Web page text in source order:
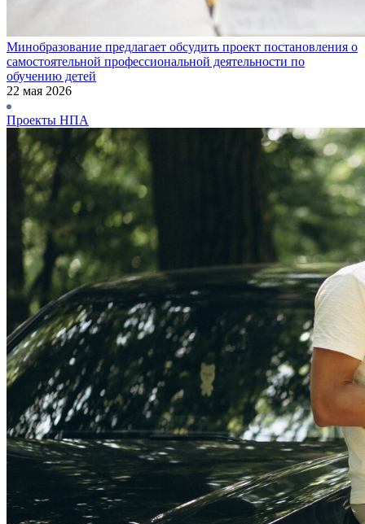
Минобразование предлагает обсудить проект постановления о
самостоятельной профессиональной деятельности по
обучению детей
22 мая 2026
Проекты НПА